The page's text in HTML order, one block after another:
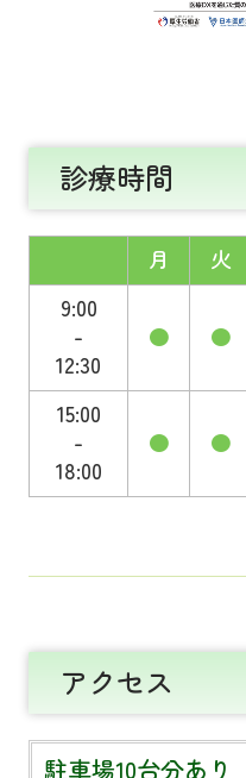
診療時間
月 火
9:00
-
12:30
● ●
15:00
-
18:00
● ●
アクセス
駐車場10台分あり